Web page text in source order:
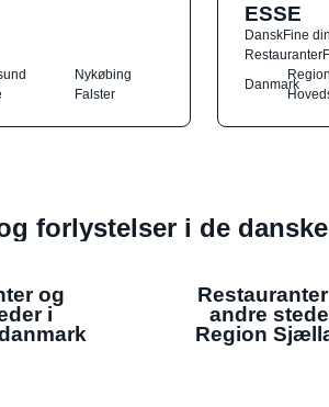
Nykøbing
Falster
ESSE
DanskFine
Restauranter
Danmark
Region
forlystelser i de
og
i
andre
Region